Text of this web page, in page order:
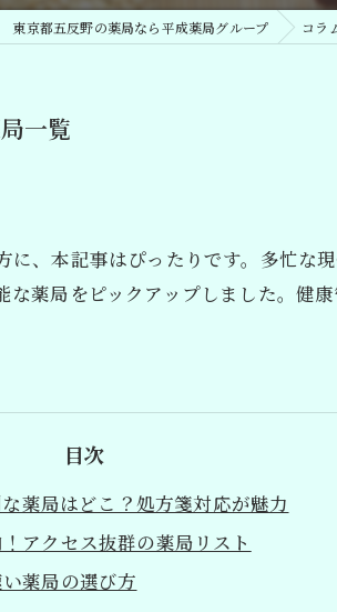
東京都五反野の薬局なら平成薬局グループ コラ
一覧
、本記事はぴったりです。多忙な
薬局をピックアップしました。健
目次
薬局はどこ？処方箋対応が魅力
アクセス抜群の薬局リスト
薬局の選び方